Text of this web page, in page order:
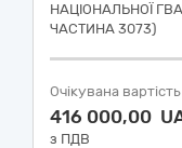
НАЦІОНАЛЬНОЇ
ЧАСТИНА 3073)
Очікувана вартість
416 000,00
з ПДВ